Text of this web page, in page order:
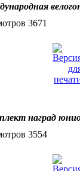
3671
наград
3554